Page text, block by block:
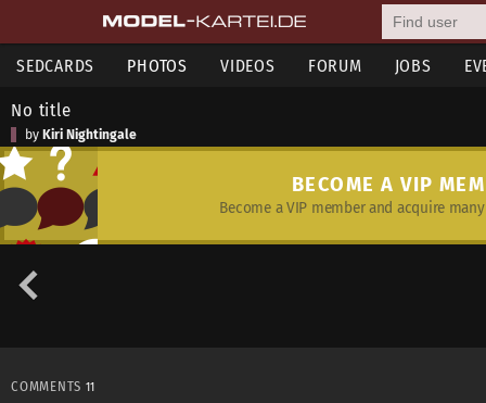
SEDCARDS PHOTOS VIDEOS FORUM JOBS
No title
by Kiri Nightingale
BECOME A VIP
Become a VIP member and acquire
COMMENTS 11